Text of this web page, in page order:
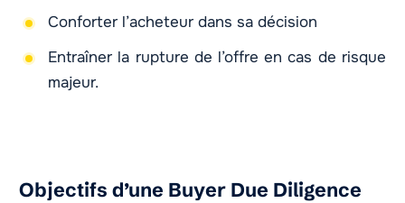
Conforter l’acheteur dans sa décision
Entraîner la rupture de l’offre en cas de risque
majeur.
Objectifs d’une Buyer Due Diligence